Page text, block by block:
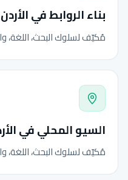
بناء الروابط في الأردن
مُكيّف لسلوك البحث، اللغة،
السيو المحلي في
مُكيّف لسلوك البحث، اللغة،